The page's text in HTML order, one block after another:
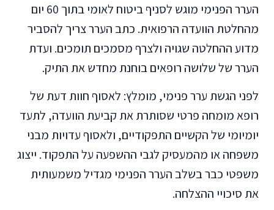
הערר הפנימי מוגש לסניף ביטוח לאומי בתוך 60 יום
מהחלטת הוועדה הרפואית. כתב הערר צריך להסביר
מדוע ההחלטה שגויה ולצרף מסמכים תומכים. ועדת
הערר של שלושה רופאים בוחנת מחדש את התיק.
לפני הגשת ערר פנימי, מומלץ: לאסוף חוות דעת של
רופא מומחה פרטי שסותרת את קביעת הוועדה, לתעד
יומיומי של הקשיים התפקודיים, ולאסוף עדויות מבני
משפחה או מהמעסיק לגבי ההשפעה על התפקוד. ייצוג
משפטי כבר בשלב הערר הפנימי מגדיל משמעותית
את סיכויי ההצלחה.